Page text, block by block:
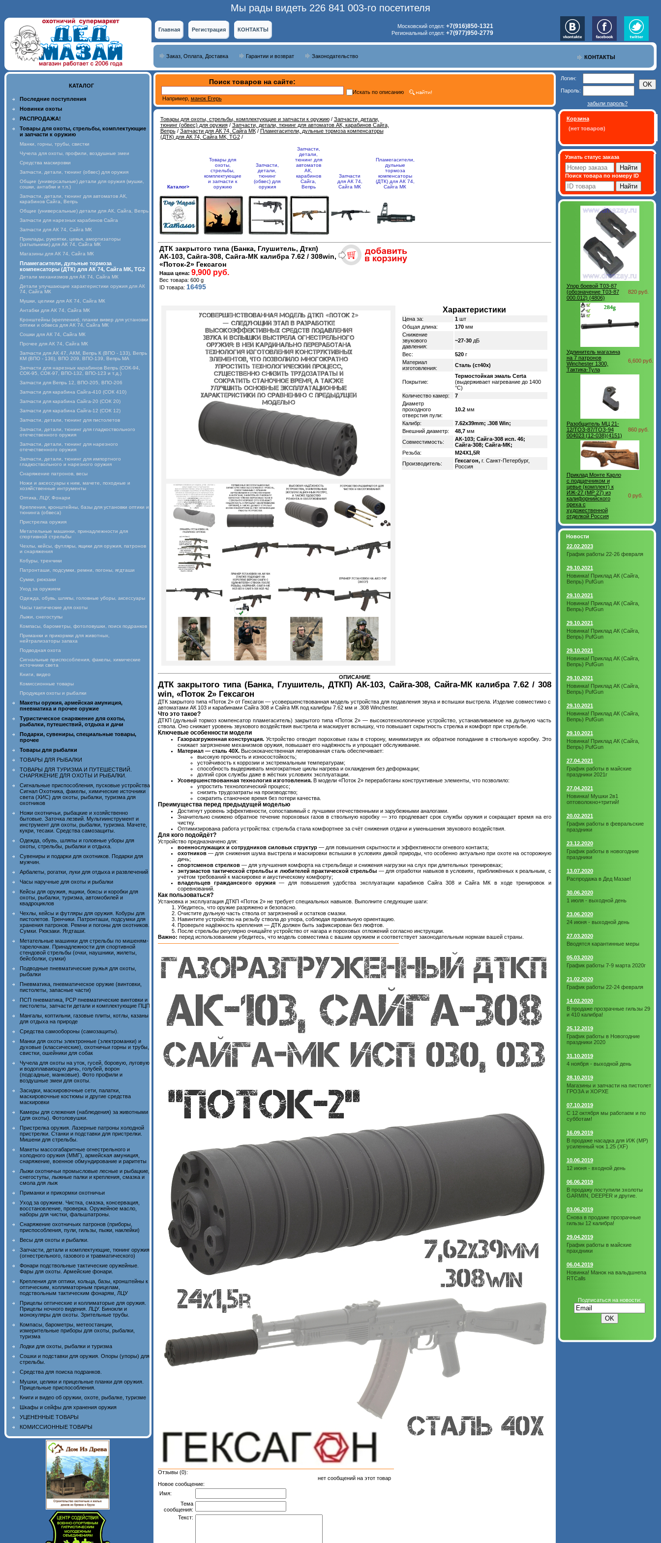
Мы рады видеть 226 841 003-го посетителя
Главная Регистрация КОНТАКТЫ
Московский отдел: +7(916)850-1321
Региональный отдел: +7(977)950-2779
КОНТАКТЫ
Заказ, Оплата, Доставка Гарантии и возврат Законодательство
КАТАЛОГ
Последние поступления
Новинки охоты
РАСПРОДАЖА!
Товары для охоты, стрельбы, комплектующие
и запчасти к оружию
Манки, горны, трубы, свистки
Чучела для охоты, профили, воздушные змеи
Средства маскировки
Запчасти, детали, тюнинг (обвес) для оружия
Общие (универсальные) детали для оружия (мушки,
сошки, антабки и т.п.)
Запчасти, детали, тюнинг для автоматов АК,
карабинов Сайга, Вепрь
Общие (универсальные) детали для АК, Сайга, Вепрь
Запчасти для нарезных карабинов Сайга
Запчасти для АК 74, Сайга МК
Приклады, рукоятки, цевья, амортизаторы
(затыльники) для АК 74, Сайга МК
Магазины для АК 74, Сайга МК
Пламегасители, дульные тормоза
компенсаторы (ДТК) для АК 74, Сайга МК, TG2
Детали механизмов для АК 74, Сайга МК
Детали улучшающие характеристики оружия для АК
74, Сайга МК
Мушки, целики для АК 74, Сайга МК
Антабки для АК 74, Сайга МК
Кронштейны (крепления), планки вивер для установки
оптики и обвеса для АК 74, Сайга МК
Сошки для АК 74, Сайга МК
Прочее для АК 74, Сайга МК
Запчасти для АК 47, АКМ, Вепрь К (ВПО - 133), Вепрь
КМ (ВПО - 136), ВПО 209, ВПО-139, Вепрь МА
Запчасти для нарезных карабинов Вепрь (СОК-94,
СОК-95, СОК-97, ВПО-132, ВПО-123 и т.д.)
Запчасти для Вепрь 12, ВПО-205, ВПО-206
Запчасти для карабина Сайга-410 (СОК 410)
Запчасти для карабина Сайга-20 (СОК 20)
Запчасти для карабина Сайга-12 (СОК 12)
Запчасти, детали, тюнинг для пистолетов
Запчасти, детали, тюнинг для гладкоствольного
отечественного оружия
Запчасти, детали, тюнинг для нарезного
отечественного оружия
Запчасти, детали, тюнинг для импортного
гладкоствольного и нарезного оружия
Снаряжение патронов, весы
Ножи и аксессуары к ним, мачете, походные и
хозяйственные интрументы
Оптика, ЛЦУ, Фонари
Крепления, кронштейны, базы для установки оптики и
тюнинга (обвеса)
Пристрелка оружия
Метательные машинки, принадлежности для
спортивной стрельбы
Чехлы, кейсы, футляры, ящики для оружия, патронов
и снаряжения
Кобуры, тренчики
Патронташи, подсумки, ремни, погоны, ягдташи
Сумки, рюкзаки
Уход за оружием
Одежда, обувь, шляпы, головные уборы, аксессуары
Часы тактические для охоты
Лыжи, снегоступы
Компасы, барометры, фотоловушки, поиск подранков
Приманки и прикормки для животных,
нейтрализаторы запаха
Подводная охота
Сигнальные приспособления, факелы, химические
источники света
Книги, видео
Комиссионные товары
Продукция охоты и рыбалки
Макеты оружия, армейская амуниция,
пневматика и прочее оружие
Туристическое снаряжение для охоты,
рыбалки, путешествий, отдыха и дачи
Подарки, сувениры, специальные товары,
прочее
Товары для рыбалки
ТОВАРЫ ДЛЯ РЫБАЛКИ
ТОВАРЫ ДЛЯ ТУРИЗМА И ПУТЕШЕСТВИЙ.
СНАРЯЖЕНИЕ ДЛЯ ОХОТЫ И РЫБАЛКИ.
Сигнальные приспособления, пусковые устройства
Сигнал Охотника, факелы, химические источники
света (ХИС) для охоты, рыбалки, туризма для
охотников
Ножи охотничьи, рыбацкие и хозяйственно
бытовые. Заточка лезвий. Мультиинструмент и
инструмент для охоты, рыбалки, туризма. Мачете,
кукри, тесаки. Средства самозащиты.
Одежда, обувь, шляпы и головные уборы для
охоты, стрельбы, рыбалки и отдыха.
Сувениры и подарки для охотников. Подарки для
мужчин.
Арбалеты, рогатки, луки для отдыха и развлечений
Часы наручные для охоты и рыбалки
Кейсы для оружия, ящики, боксы и коробки для
охоты, рыбалки, туризма, автомобилей и
квадроциклов
Чехлы, кейсы и футляры для оружия. Кобуры для
пистолетов. Тренчики. Патронташи, подсумки для
хранения патронов. Ремни и погоны для охотников.
Сумки. Рюкзаки. Ягдташи.
Метательные машинки для стрельбы по мишеням-
тарелочкам. Принадлежности для спортивной
стендовой стрельбы (очки, наушники, жилеты,
бейсболки, сумки)
Подводные пневматические ружья для охоты,
рыбалки
Пневматика, пневматическое оружие (винтовки,
пистолеты, запасные части)
ПСП пневматика, PCP пневматические винтовки и
пистолеты, запчасти детали и комплектующие ПЦП
Мангалы, коптильни, газовые плиты, котлы, казаны
для отдыха на природе
Средства самообороны (самозащиты).
Манки для охоты электронные (электроманки) и
духовые (классические), охотничьи горны и трубы,
свистки, ошейники для собак
Чучела для охоты на уток, гусей, боровую, луговую
и водоплавающую дичь, голубей, ворон
(подсадные, манковые). Фото профили и
воздушные змеи для охоты.
Засидки, маскировочные сети, палатки,
маскировочные костюмы и другие средства
маскировки
Камеры для слежения (наблюдения) за животными
(для охоты). Фотоловушки.
Пристрелка оружия. Лазерные патроны холодной
пристрелки. Станки и подставки для пристрелки.
Мишени для стрельбы.
Макеты массогабаритные огнестрельного и
холодного оружия (ММГ), армейская амуниция,
снаряжение, военное обмундирование и раритеты
Лыжи охотничьи промысловые лесные и рыбацкие,
снегоступы, лыжные палки и крепления, смазка и
смола для лыж
Приманки и прикормки охотничьи
Уход за оружием. Чистка, смазка, консервация,
восстановление, проверка. Оружейное масло,
наборы для чистки, фальшпатроны.
Снаряжение охотничьих патронов (приборы,
приспособления, пули, гильзы, пыжи, наклейки)
Весы для охоты и рыбалки.
Запчасти, детали и комплектующие, тюнинг оружия
(огнестрельного, газового и травматического)
Фонари подствольные тактические оружейные.
Фары для охоты. Армейские фонари.
Крепления для оптики, кольца, базы, кронштейны к
оптическим, коллиматорным прицелам,
подствольным тактическим фонарям, ЛЦУ
Прицелы оптические и коллиматорые для оружия.
Прицелы ночного видения. ЛЦУ. Бинокли и
монокуляры для охоты. Зрительные трубы.
Компасы, барометры, метеостанции,
измерительные приборы для охоты, рыбалки,
туризма
Лодки для охоты, рыбалки и туризма
Сошки и подставки для оружия. Опоры (упоры) для
стрельбы.
Средства для поиска подранков.
Мушки, целики и прицельные планки для оружия.
Прицельные приспособления.
Книги и видео об оружии, охоте, рыбалке, туризме
Шкафы и сейфы для хранения оружия
УЦЕНЕННЫЕ ТОВАРЫ
КОМИССИОННЫЕ ТОВАРЫ
Поиск товаров на сайте:
Например, манок Егерь
Искать по описанию
Товары для охоты, стрельбы, комплектующие и запчасти к оружию/ Запчасти, детали,
тюнинг (обвес) для оружия/ Запчасти, детали, тюнинг для автоматов АК, карабинов Сайга,
Вепрь/ Запчасти для АК 74, Сайга МК/ Пламегасители, дульные тормоза компенсаторы
(ДТК) для АК 74, Сайга МК, TG2/
Каталог>
Товары для
охоты,
стрельбы,
комплектующие
и запчасти к
оружию
Запчасти,
детали,
тюнинг
(обвес) для
оружия
Запчасти,
детали,
тюнинг для
автоматов
АК,
карабинов
Сайга,
Вепрь
Запчасти
для АК 74,
Сайга МК
Пламегасители,
дульные
тормоза
компенсаторы
(ДТК) для АК 74,
Сайга МК
ДТК закрытого типа (Банка, Глушитель, Дткп)
АК-103, Сайга-308, Сайга-МК калибра 7.62 / 308win,
«Поток-2» Гексагон
Наша цена: 9,900 руб.
Вес товара: 600 g
ID товара: 16495
Характеристики
Цена за: 1 шт
Общая длина:
170мм
Снижение
звукового
давления:
~27-30 дБ
Вес: 520 г
Материал
изготовления:
Сталь (ст40х)
Покрытие:
Термостойкая эмаль Certa
(выдерживает нагревание до 1400
°C)
Количество камер:
7
Диаметр
проходного
отверстия пули:
10.2мм
Калибр:
7.62x39mm; .308 Win;
Внешний диаметр:
48,7мм
Совместимость:
АК-103; Сайга-308 исп. 46;
Сайга-308; Сайга-МК;
Резьба:
M24X1,5R
Производитель:
Гексагон,г. Санкт-Петербург,
Россия
ОПИСАНИЕ
ДТК закрытого типа (Банка, Глушитель, ДТКП) АК-103, Сайга-308, Сайга-МК калибра 7.62 / 308
win, «Поток 2» Гексагон
ДТК закрытого типа «Поток 2» от Гексагон — усовершенствованная модель устройства для подавления звука и вспышки выстрела. Изделие совместимо с
автоматами АК 103 и карабинами Сайга 308 и Сайга МК под калибры 7.62 мм и .308 Winchester.
Что это такое?
ДТКП (дульный тормоз компенсатор пламегаситель) закрытого типа «Поток 2» — высокотехнологичное устройство, устанавливаемое на дульную часть
ствола. Оно снижает уровень звукового воздействия выстрела и маскирует вспышку, что повышает скрытность стрелка и комфорт при стрельбе.
Ключевые особенности модели
Газоразгруженная конструкция. Устройство отводит пороховые газы в сторону, минимизируя их обратное попадание в ствольную коробку. Это
снижает загрязнение механизмов оружия, повышает его надёжность и упрощает обслуживание.
Материал — сталь 40Х.Высококачественная легированная сталь обеспечивает:
высокую прочность и износостойкость;
устойчивость к коррозии и экстремальным температурам;
способность выдерживать многократные циклы нагрева и охлаждения без деформации;
долгий срок службы даже в жёстких условиях эксплуатации.
Усовершенствованная технология изготовления.В модели «Поток 2» переработаны конструктивные элементы, что позволило:
упростить технологический процесс;
снизить трудозатраты на производство;
сократить станочное время без потери качества.
Преимущества перед предыдущей моделью
Достигнут уровень эффективности, сопоставимый с лучшими отечественными и зарубежными аналогами.
Значительно снижено обратное течение пороховых газов в ствольную коробку — это продлевает срок службы оружия и сокращает время на его
чистку.
Оптимизирована работа устройства: стрельба стала комфортнее за счёт снижения отдачи и уменьшения звукового воздействия.
Для кого подойдёт?
Устройство предназначено для:
военнослужащих и сотрудников силовых структур— для повышения скрытности и эффективности огневого контакта;
охотников— для снижения шума выстрела и маскировки вспышки в условиях дикой природы, что особенно актуально при охоте на осторожную
дичь;
спортсменов стрелков— для улучшения комфорта на стрельбище и снижения нагрузки на слух при длительных тренировках;
энтузиастов тактической стрельбы и любителей практической стрельбы — для отработки навыков в условиях, приближённых к реальным, с
учётом требований к маскировке и акустическому комфорту;
владельцев гражданского оружия — для повышения удобства эксплуатации карабинов Сайга 308 и Сайга МК в ходе тренировок и
соревнований.
Как пользоваться?
Установка и эксплуатация ДТКП «Поток 2» не требует специальных навыков. Выполните следующие шаги:
Убедитесь, что оружие разряжено и безопасно.
Очистите дульную часть ствола от загрязнений и остатков смазки.
Навинтите устройство на резьбу ствола до упора, соблюдая правильную ориентацию.
Проверьте надёжность крепления — ДТК должен быть зафиксирован без люфтов.
После стрельбы регулярно очищайте устройство от нагара и пороховых отложений согласно инструкции.
Важно: перед использованием убедитесь, что модель совместима с вашим оружием и соответствует законодательным нормам вашей страны.
Отзывы (0):
нет сообщений на этот товар
Новое сообщение:
Имя:
Тема
сообщения:
Текст:
Логин:
Пароль:
забыли пароль?
Корзина
(нет товаров)
Узнать статус заказа
Поиск товара по номеру ID
Упор боевой T03-87
(обозначение T03-87
000.012) (4806)
820 руб.
Удлинитель магазина
на 7 патронов
Winchester 1300,
Тактика-Тула
6,600 руб.
Разобщитель МЦ 21-
12/ТОЗ-87/ТОЗ-94
004023 (12-038)(4151)
860 руб.
Приклад Монте Карло
с подщечником и
цевье (комплект) к
ИЖ-27 (MP 27) из
калифорнийского
ореха с
художественной
отделкой Россия
0 руб.
Новости
22.02.2023
График работы 22-26 февраля
29.10.2021
Новинка! Приклад АК (Сайга,
Вепрь) PufGun
29.10.2021
Новинка! Приклад АК (Сайга,
Вепрь) PufGun
29.10.2021
Новинка! Приклад АК (Сайга,
Вепрь) PufGun
29.10.2021
Новинка! Приклад АК (Сайга,
Вепрь) PufGun
29.10.2021
Новинка! Приклад АК (Сайга,
Вепрь) PufGun
29.10.2021
Новинка! Приклад АК (Сайга,
Вепрь) PufGun
29.10.2021
Новинка! Приклад АК (Сайга,
Вепрь) PufGun
27.04.2021
График работы в майские
праздники 2021г
27.04.2021
Новинка! Мушки 2в1
оптоволокно+тритий!
20.02.2021
График работы в февральские
праздники
23.12.2020
График работы в новогодние
праздники
13.07.2020
Распродажа в Дед Мазае!
30.06.2020
1 июля - выходной день
23.06.2020
24 июня - выходной день
27.03.2020
Вводятся карантинные меры
05.03.2020
График работы 7-9 марта 2020г
21.02.2020
График работы 22-24 февраля
14.02.2020
В продаже прозрачные гильзы 29
и 410 калибра!
25.12.2019
График работы в Новогодние
праздники 2020
31.10.2019
4 ноября - выходной день
28.10.2019
Магазины и запчасти на пистолет
ГРОЗА и ХОРХЕ
07.10.2019
С 12 октября мы работаем и по
субботам!
16.09.2019
В продаже насадка для ИЖ (МР)
усиленный чок 1.25 (XF)
10.06.2019
12 июня - входной день
06.06.2019
В продажу поступили эхолоты
GARMIN, DEEPER и другие.
03.06.2019
Снова в продаже прозрачные
гильзы 12 калибра!
29.04.2019
График работы в майские
прахдники
06.04.2019
Новинка! Манок на вальдшнепа
RTCalls
Подписаться на новости: